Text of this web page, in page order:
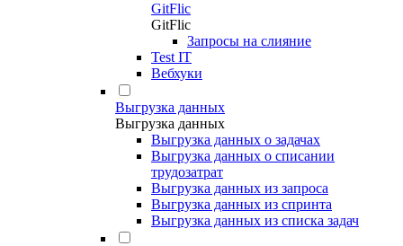
GitFlic
GitFlic
Запросы на слияние
Test IT
Вебхуки
Выгрузка данных
Выгрузка данных
Выгрузка данных о задачах
Выгрузка данных о списании
трудозатрат
Выгрузка данных из запроса
Выгрузка данных из спринта
Выгрузка данных из списка задач